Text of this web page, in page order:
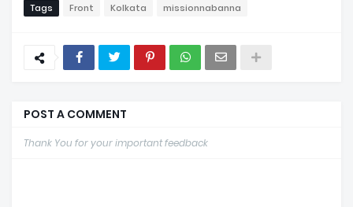
Tags Front Kolkata missionnabanna
POST A COMMENT
Thank You for your important feedback